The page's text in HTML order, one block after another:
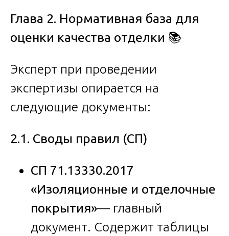
Глава 2. Нормативная база для
оценки качества отделки 📚
Эксперт при проведении
экспертизы опирается на
следующие документы:
2.1. Своды правил (СП)
СП 71.13330.2017
«Изоляционные и отделочные
покрытия»— главный
документ. Содержит таблицы